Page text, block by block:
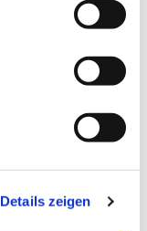
Details zeigen